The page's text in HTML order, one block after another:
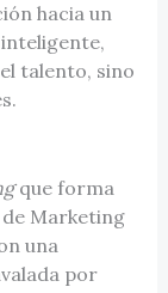
hacia un
talento, sino
que forma
Marketing
una
por